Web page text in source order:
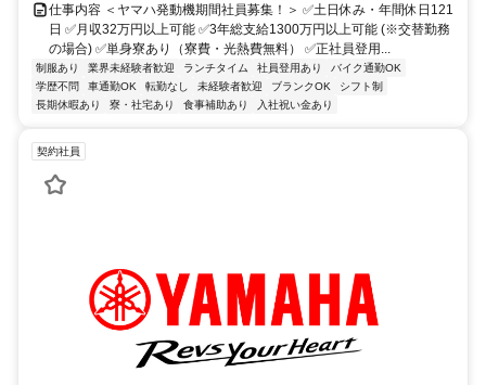
仕事内容 ＜ヤマハ発動機期間社員募集！＞ ✅土日休み・年間休日121
日 ✅月収32万円以上可能 ✅3年総支給1300万円以上可能 (※交替勤務
の場合) ✅単身寮あり（寮費・光熱費無料） ✅正社員登用...
制服あり 業界未経験者歓迎 ランチタイム 社員登用あり
バイク通勤OK
学歴不問
車通勤OK 転勤なし 未経験者歓迎 ブランクOK
シフト制
長期休暇あり
寮・社宅あり 食事補助あり 入社祝い金あり
契約社員